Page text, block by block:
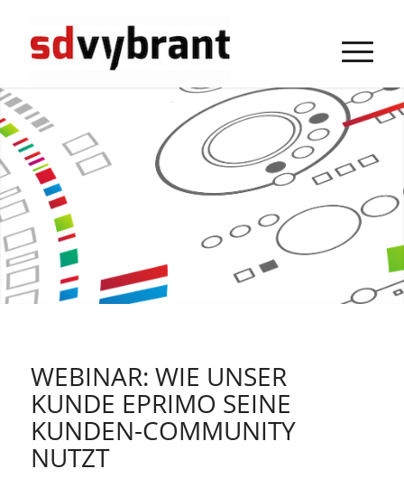
WEBINAR: WIE UNSER
KUNDE EPRIMO SEINE
KUNDEN-COMMUNITY
NUTZT